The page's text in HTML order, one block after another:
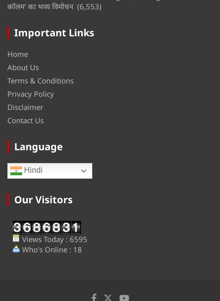
कॉलम’ का भव्य विमोचन (6,553)
Important Links
Home
About Us
Terms & Conditions
Privacy Policy
Disclaimer
Contact Us
Language
Hindi
Our Visitors
Views Today : 6595
Who's Online : 18